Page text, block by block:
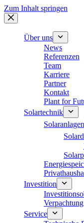
Zum Inhalt springen
Über uns
News
Referenzen
Team
Karriere
Partner
Kontakt
Plant for
Solartechnik
Solaranlagen
Investition
Verpachtung
Service